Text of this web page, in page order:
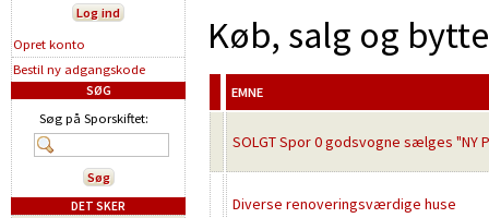
Køb, salg og
EMNE
SOLGT Spor 0 godsvogne sælges "NY
Diverse renoveringsværdige huse
Opret konto
Bestil ny adgangskode
SØG
Søg på Sporskiftet:
DET SKER